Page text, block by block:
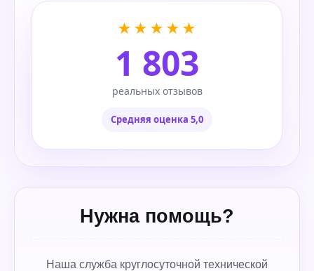
★★★★★
1 803
реальных отзывов
Средняя оценка 5,0
Нужна помощь?
Наша служба круглосуточной технической